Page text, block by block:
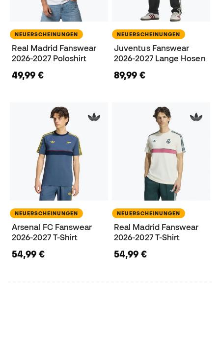
NEUERSCHEINUNGEN
Real Madrid Fanswear
2026-2027 Poloshirt
49,99 €
NEUERSCHEINUNGEN
Juventus Fanswear
2026-2027 Lange Hosen
89,99 €
NEUERSCHEINUNGEN
Arsenal FC Fanswear
2026-2027 T-Shirt
54,99 €
NEUERSCHEINUNGEN
Real Madrid Fanswear
2026-2027 T-Shirt
54,99 €